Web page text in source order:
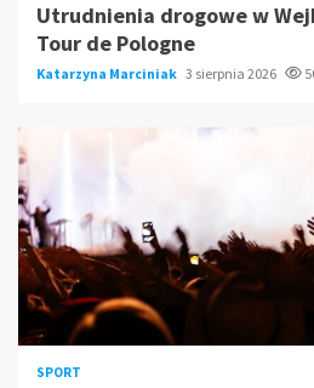
Utrudnienia drogowe w
Tour de Pologne
Katarzyna Marciniak 3 sierpnia 2026
SPORT